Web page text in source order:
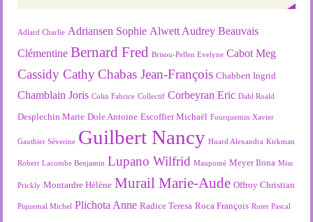
Adlard Charlie Adriansen Sophie Alwett Audrey Beauvais
Clémentine Bernard Fred Brisou-Pellen Evelyne Cabot Meg
Cassidy Cathy Chabas Jean-François Chabbert Ingrid
Chamblain Joris Colin Fabrice Collectif Corbeyran Eric Dahl Roald
Desplechin Marie Dole Antoine Escoffier Michaël Fourquemin Xavier
Gauthier Séverine Guilbert Nancy Huard Alexandra Kirkman
Robert Lacombe Benjamin Lupano Wilfrid Maupomé Meyer Ilona Miss
Prickly Montardre Hélène Murail Marie-Aude Offroy Christian
Piquemal Michel Plichota Anne Radice Teresa Roca François Ruter Pascal